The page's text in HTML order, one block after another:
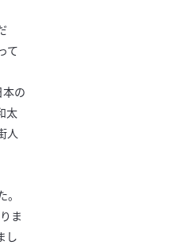
て
の
太
人
ま
し